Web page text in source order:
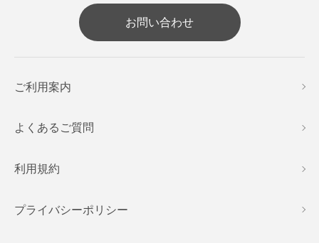
お問い合わせ
ご利用案内
よくあるご質問
利用規約
プライバシーポリシー